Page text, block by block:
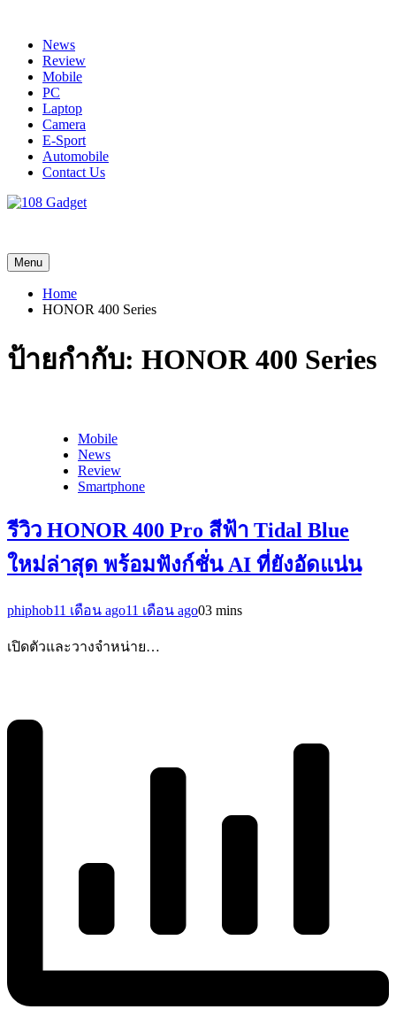
contentNews
Review
Mobile
PC
Laptop
Camera
E-Sport
Automobile
Contact Us
Menu
Home
HONOR 400 Series
ป้ายกำกับ: HONOR 400 Series
Mobile
News
Review
Smartphone
รีวิว HONOR 400 Pro สีฟ้า Tidal Blue
ใหม่ล่าสุด พร้อมฟังก์ชั่น AI ที่ยังอัดแน่น
phiphob11 เดือน ago11 เดือน ago03 mins
เปิดตัวและวางจำหน่าย…